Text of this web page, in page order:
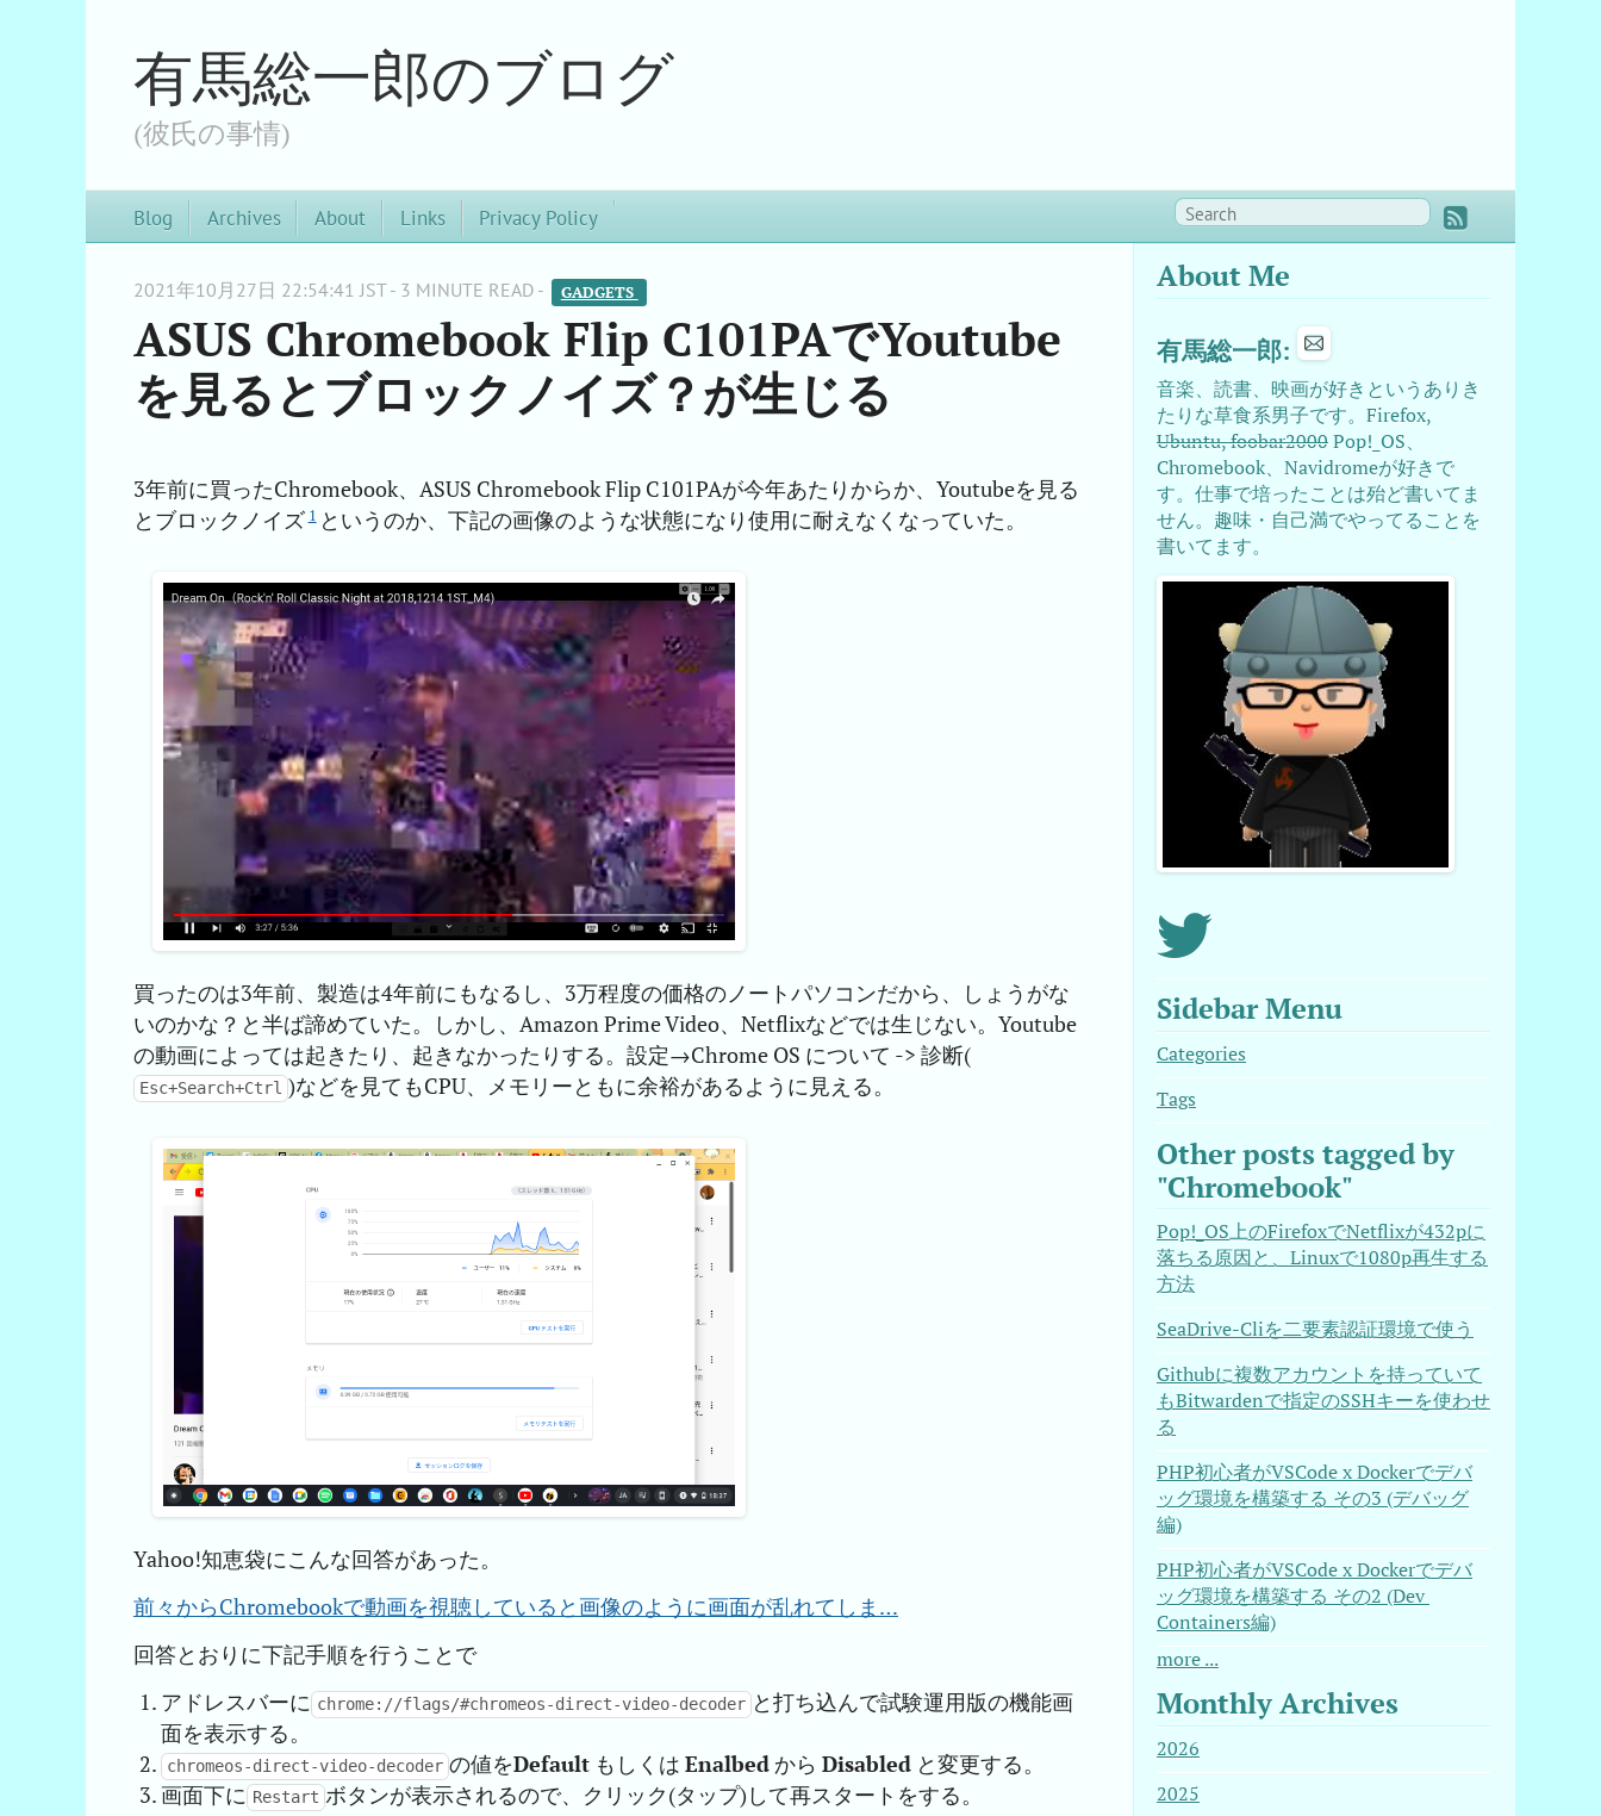
有馬総一郎のブログ
(彼氏の事情)
Blog Archives About Links Privacy Policy
2021年10月27日 22:54:41 JST - 3 MINUTE READ - GADGETS
ASUS Chromebook Flip C101PAでYoutube
を見るとブロックノイズ？が生じる
3年前に買ったChromebook、ASUS Chromebook Flip C101PAが今年あたりからか、Youtubeを見る
とブロックノイズ 1 というのか、下記の画像のような状態になり使用に耐えなくなっていた。
買ったのは3年前、製造は4年前にもなるし、3万程度の価格のノートパソコンだから、しょうがな
いのかな？と半ば諦めていた。しかし、Amazon Prime Video、Netflixなどでは生じない。Youtube
の動画によっては起きたり、起きなかったりする。設定→Chrome OS について -> 診断(
Esc+Search+Ctrl )などを見てもCPU、メモリーともに余裕があるように見える。
Yahoo!知恵袋にこんな回答があった。
前々からChromebookで動画を視聴していると画像のように画面が乱れてしま…
回答とおりに下記手順を行うことで
アドレスバーに chrome://flags/#chromeos-direct-video-decoder と打ち込んで試験運用版の機能画
面を表示する。
chromeos-direct-video-decoder の値をDefault もしくはEnalbedからDisabled と変更する。
画面下に Restart ボタンが表示されるので、クリック(タップ)して再スタートをする。
About Me
有馬総一郎:
音楽、読書、映画が好きというありき
たりな草食系男子です。Firefox,
Ubuntu, foobar2000Pop!_OS、
Chromebook、Navidromeが好きで
す。仕事で培ったことは殆ど書いてま
せん。趣味・自己満でやってることを
書いてます。
Sidebar Menu
Categories
Tags
Other posts tagged by
"Chromebook"
Pop!_OS上のFirefoxでNetflixが432pに
落ちる原因と、Linuxで1080p再生する
方法
SeaDrive-Cliを二要素認証環境で使う
Githubに複数アカウントを持っていて
もBitwardenで指定のSSHキーを使わせ
る
PHP初心者がVSCode x Dockerでデバ
ッグ環境を構築する その3 (デバッグ
編)
PHP初心者がVSCode x Dockerでデバ
ッグ環境を構築する その2 (Dev
Containers編)
more ...
Monthly Archives
2026
2025